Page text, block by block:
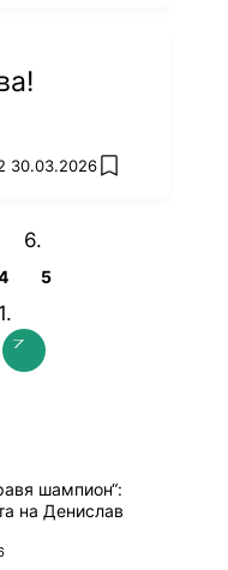
30.03.2026 add favorites
5
шампион“:
на Денислав